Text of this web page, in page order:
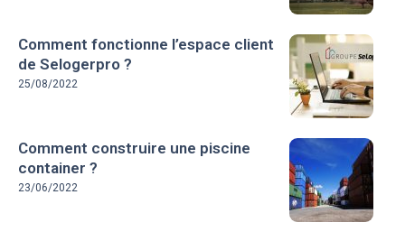
Comment fonctionne l’espace client
de Selogerpro ?
25/08/2022
Comment construire une piscine
container ?
23/06/2022